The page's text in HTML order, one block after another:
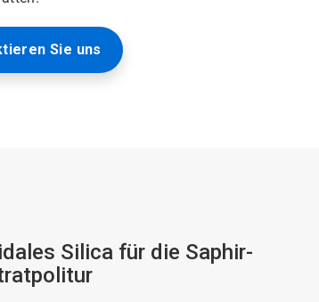
Sie uns
Silica für die Saphir-